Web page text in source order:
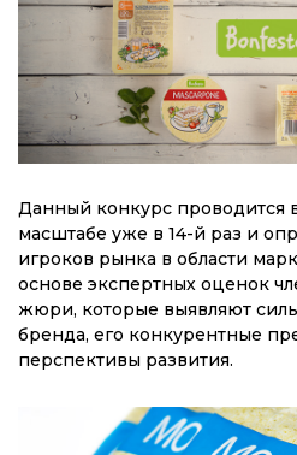
Данный конкурс проводится
масштабе уже в 14-й раз и
игроков рынка в области
основе экспертных оценок
жюри, которые выявляют
бренда, его конкурентные
перспективы развития.